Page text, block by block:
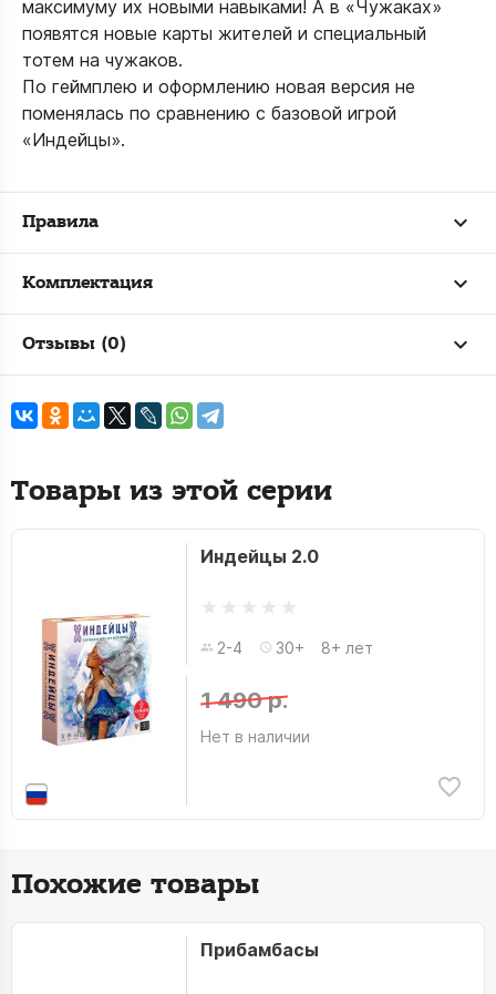
максимуму их новыми навыками! А в «Чужаках»
появятся новые карты жителей и специальный
тотем на чужаков.
По геймплею и оформлению новая версия не
поменялась по сравнению с базовой игрой
«Индейцы».
Правила
Комплектация
Отзывы (0)
Товары из этой серии
Индейцы 2.0
2-4 30+ 8+ лет
1 490 р.
Нет в наличии
Похожие товары
Прибамбасы